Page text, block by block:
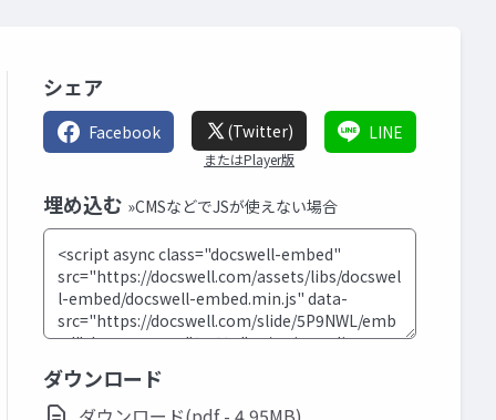
シェア
Facebook (Twitter)
またはPlayer版
LINE
埋め込む »CMSなどでJSが使えない場合
ダウンロード